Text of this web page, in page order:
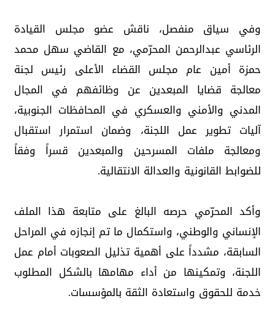
وفي سياق منفصل، ناقش عضو مجلس القيادة
الرئاسي عبدالرحمن المحرّمي، مع القاضي سهل محمد
حمزة أمين عام مجلس القضاء الأعلى رئيس لجنة
معالجة قضايا المبعدين عن وظائفهم في المجال
المدني والأمني والعسكري في المحافظات الجنوبية،
آليات تطوير عمل اللجنة، وضمان استمرار استقبال
ومعالجة ملفات المسرحين والمبعدين قسراً وفقاً
للضوابط القانونية والعدالة الانتقالية.
وأكد المحرّمي حرصه البالغ على متابعة هذا الملف
الإنساني والوطني، واستكمال ما تم إنجازه في المراحل
السابقة، مشدداً على أهمية تذليل الصعوبات أمام عمل
اللجنة، وتمكينها من أداء مهامها بالشكل المطلوب
خدمة للحقوق واستعادة الثقة بالمؤسسات.